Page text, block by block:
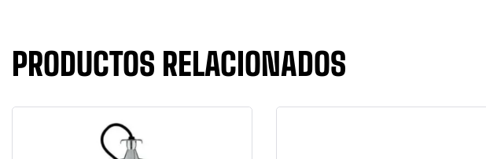
PRODUCTOS RELACIONADOS